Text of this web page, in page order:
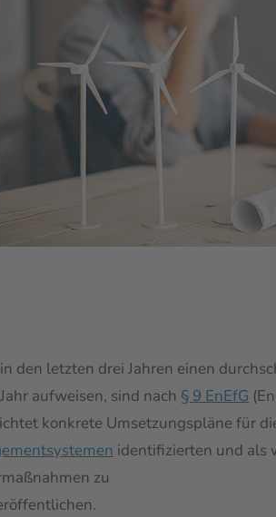
den letzten drei Jahren einen
aufweisen, sind nach § 9 EnEfG
konkrete Umsetzungspläne für
identifizierten und als
zu